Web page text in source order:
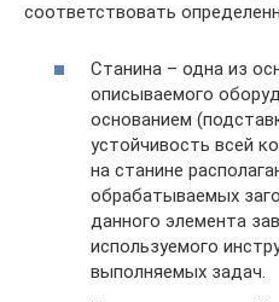
соответствовать
Станина – одна из
описываемого
основанием
устойчивость всей
на станине
обрабатываемых
данного элемента
используемого
выполняемых задач.